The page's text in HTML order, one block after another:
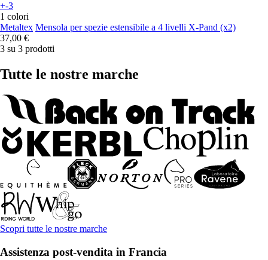
+-3
1 colori
Metaltex Mensola per spezie estensibile a 4 livelli X-Pand (x2)
37,00 €
3 su 3 prodotti
Tutte le nostre marche
Scopri tutte le nostre marche
Assistenza post-vendita in Francia